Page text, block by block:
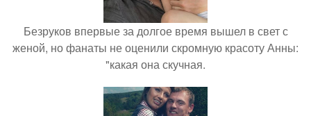
Безруков впервые за долгое время вышел в свет с
женой, но фанаты не оценили скромную красоту Анны:
"какая она скучная.